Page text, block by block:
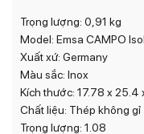
Trọng lượng: 0,91 kg
Model: Emsa CAMPO
Xuất xứ: Germany
Màu sắc: Inox
Kích thước: 17.78 x 25.4
Chất liệu: Thép không gỉ
Trọng lượng: 1.08